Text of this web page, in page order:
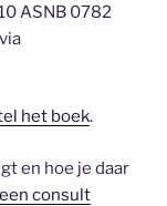
ASNB 0782
het boek.
en hoe je daar
consult